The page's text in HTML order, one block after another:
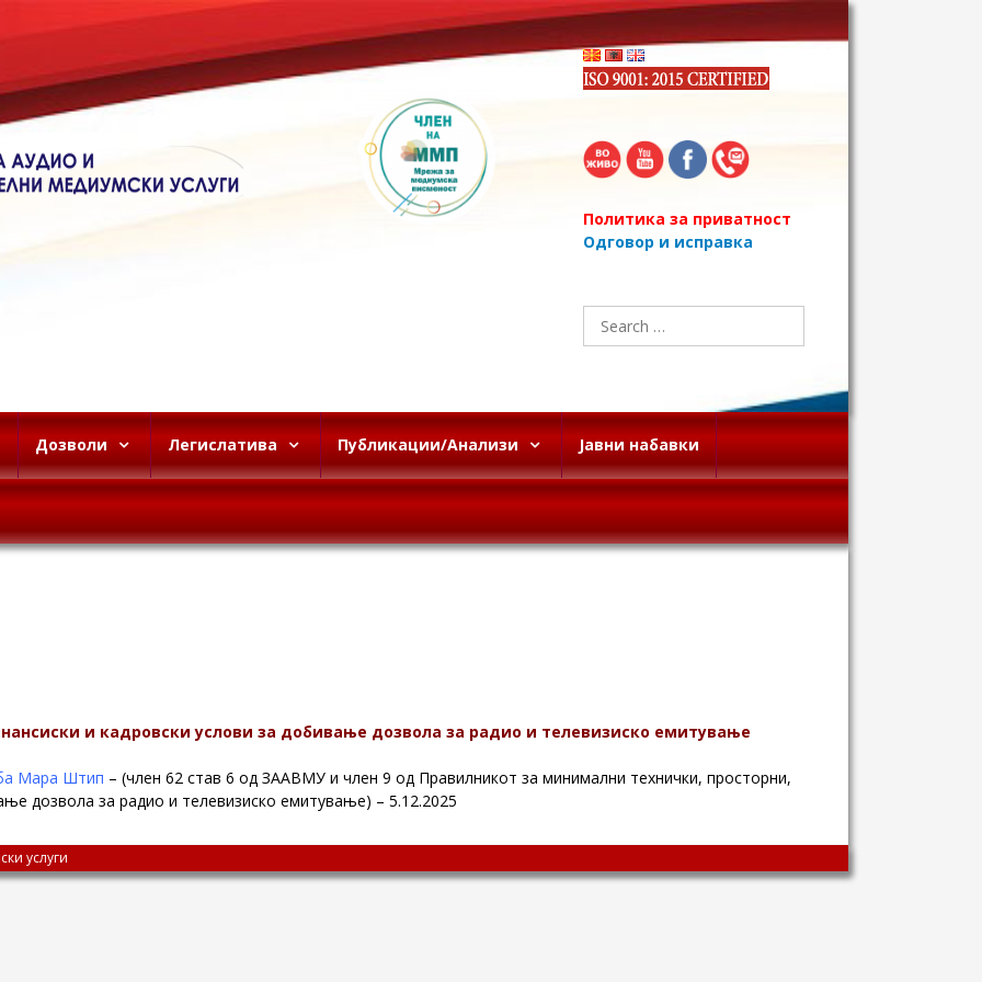
Политика за приватност
Одговор и исправка
Search
for:
Дозволи Легислатива Публикации/Анализи Јавни набавки
и кадровски услови за добивање дозвола за радио и телевизиско емитување
Мара Штип – (член 62 став 6 од ЗААВМУ и член 9 од Правилникот за минимални технички, просторни,
дозвола за радио и телевизиско емитување) – 5.12.2025
provides
услуги